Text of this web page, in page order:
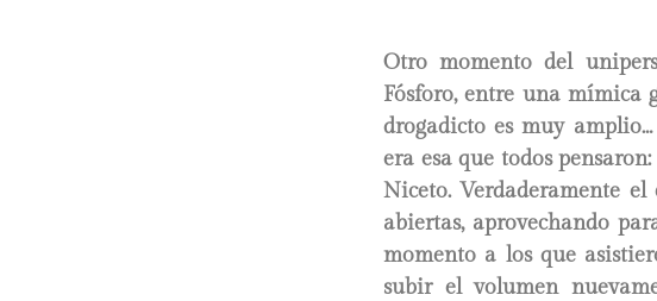
Otro momento del
Fósforo, entre una mímica
drogadicto es muy
era esa que todos
Niceto. Verdaderamente
abiertas, aprovechando
momento a los que
subir el volumen